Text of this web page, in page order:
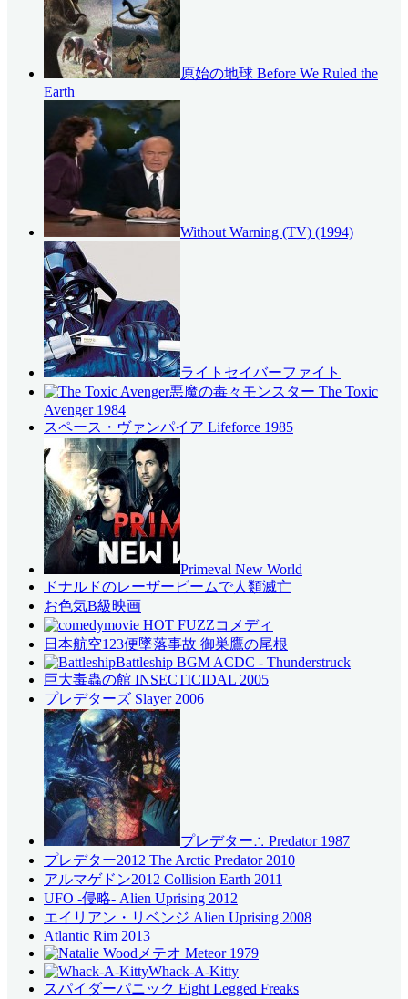
原始の地球 Before We Ruled the
Earth
Without Warning (TV) (1994)
ライトセイバーファイト
悪魔の毒々モンスター The Toxic
Avenger 1984
スペース・ヴァンパイア Lifeforce 1985
Primeval New World
ドナルドのレーザービームで人類滅亡
お色気B級映画
コメディ
日本航空123便墜落事故 御巣鷹の尾根
Battleship BGM ACDC - Thunderstruck
巨大毒蟲の館 INSECTICIDAL 2005
プレデターズ Slayer 2006
プレデター∴ Predator 1987
プレデター2012 The Arctic Predator 2010
アルマゲドン2012 Collision Earth 2011
UFO -侵略- Alien Uprising 2012
エイリアン・リベンジ Alien Uprising 2008
Atlantic Rim 2013
メテオ Meteor 1979
Whack-A-Kitty
スパイダーパニック Eight Legged Freaks